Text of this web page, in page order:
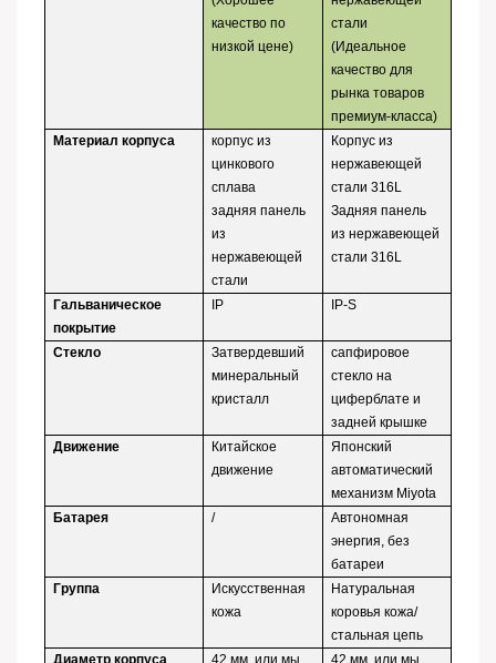
качество по
низкой цене)
стали
(Идеальное
качество для
рынка товаров
премиум-класса)
Материал корпуса
корпус из
цинкового
сплава
задняя панель
из
нержавеющей
стали
Корпус из
нержавеющей
стали 316L
Задняя панель
из нержавеющей
стали 316L
Гальваническое
покрытие
IP IP-S
Стекло
Затвердевший
минеральный
кристалл
сапфировое
стекло на
циферблате и
задней крышке
Движение
Китайское
движение
Японский
автоматический
механизм Miyota
Батарея
/
Автономная
энергия, без
батареи
Группа
Искусственная
кожа
Натуральная
коровья кожа/
стальная цепь
Диаметр корпуса
42 мм, или мы
42 мм, или мы